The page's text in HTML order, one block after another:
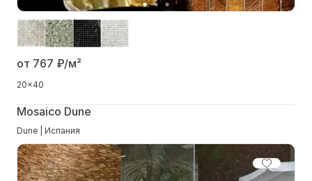
от 767 ₽/м²
20x40
Mosaico Dune
Dune | Испания